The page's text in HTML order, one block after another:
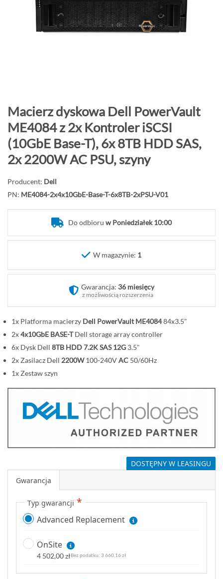
e
r
i
i
P
r
z
e
j
ź
n
c
t
Macierz dyskowa Dell PowerVault
ME4084 z 2x Kontroler iSCSI
(10GbE Base-T), 6x 8TB HDD SAS,
2x 2200W AC PSU, szyny
Producent: Dell
PN: ME4084-2x4x10GbE-Base-T-6x8TB-2xPSU-V01
Do odbioru w Poniedziałek 10:00
W magazynie: 1
Gwarancja: 36 miesięcy
z możliwością rozszerzenia
1x Platforma macierzy Dell PowerVault ME408484x3.5"
2x4x10GbE BASE-TDell storage array controller
6x Dysk Dell 8TB HDD 7.2K SAS 12G 3.5"
2x Zasilacz Dell 2200W100-240VAC 50/60Hz
1x Zestaw szyn
DOSTĘPNY W LEASINGU
Gwarancja
Typ gwarancji
Advanced Replacement
OnSite
4 502,00 zł 3 660,16 zł